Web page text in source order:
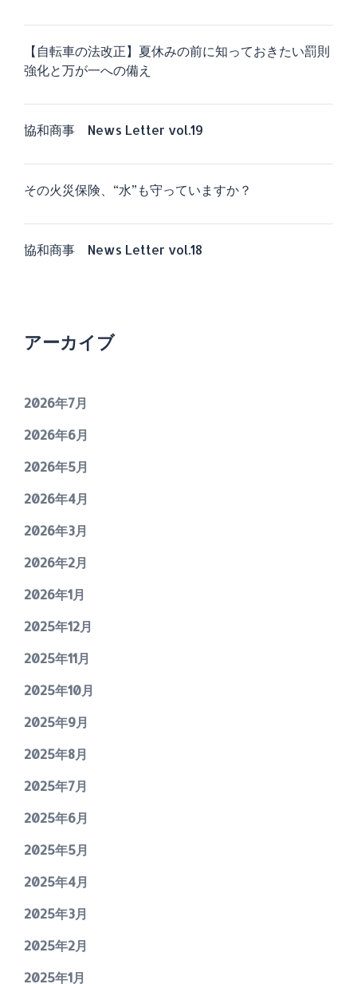
【自転車の法改正】夏休みの前に知っておきたい罰則
強化と万が一への備え
協和商事 News Letter vol.19
その火災保険、“水”も守っていますか？
協和商事 News Letter vol.18
アーカイブ
2026年7月
2026年6月
2026年5月
2026年4月
2026年3月
2026年2月
2026年1月
2025年12月
2025年11月
2025年10月
2025年9月
2025年8月
2025年7月
2025年6月
2025年5月
2025年4月
2025年3月
2025年2月
2025年1月